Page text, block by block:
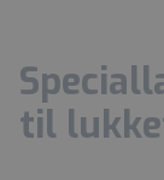
til